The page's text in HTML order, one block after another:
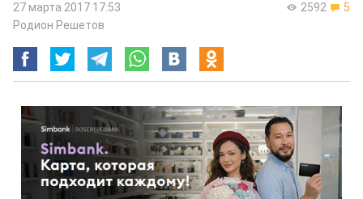
2592 5
27 марта 2017 17:53
Родион Решетов